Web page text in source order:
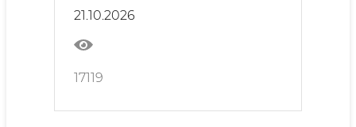
21.10.2026
17119